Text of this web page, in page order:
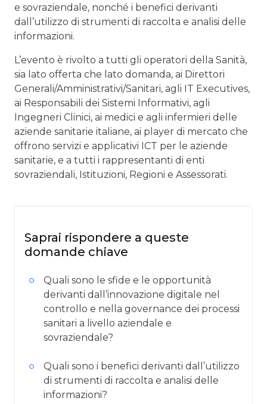
e sovraziendale, nonché i benefici derivanti
dall’utilizzo di strumenti di raccolta e analisi delle
informazioni.
L’evento è rivolto a tutti gli operatori della Sanità,
sia lato offerta che lato domanda, ai Direttori
Generali/Amministrativi/Sanitari, agli IT Executives,
ai Responsabili dei Sistemi Informativi, agli
Ingegneri Clinici, ai medici e agli infermieri delle
aziende sanitarie italiane, ai player di mercato che
offrono servizi e applicativi ICT per le aziende
sanitarie, e a tutti i rappresentanti di enti
sovraziendali, Istituzioni, Regioni e Assessorati.
Saprai rispondere a queste
domande chiave
Quali sono le sfide e le opportunità
derivanti dall’innovazione digitale nel
controllo e nella governance dei processi
sanitari a livello aziendale e
sovraziendale?
Quali sono i benefici derivanti dall’utilizzo
di strumenti di raccolta e analisi delle
informazioni?